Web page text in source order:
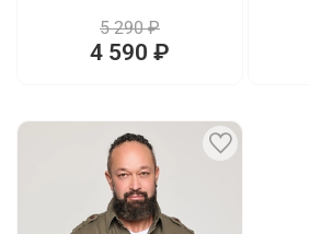
5 290 ₽
4 590 ₽